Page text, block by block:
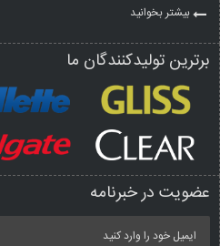
بیشتر بخوانید
برترین تولیدکنندگان ما
عضویت در خبرنامه